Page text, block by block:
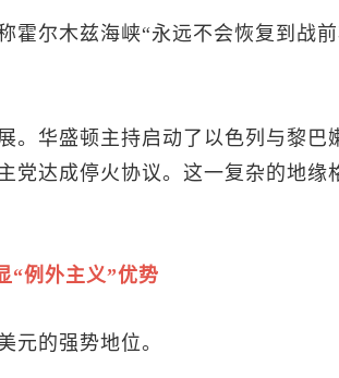
尔木兹海峡“永远不会恢复到战前
。华盛顿主持启动了以色列与黎巴
党达成停火协议。这一复杂的地缘
“例外主义”优势
元的强势地位。